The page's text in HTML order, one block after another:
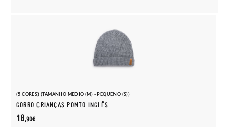
(5 CORES) (TAMANHO MÉDIO (M) - PEQUENO (S))
GORRO CRIANÇAS PONTO INGLÊS
18,90€